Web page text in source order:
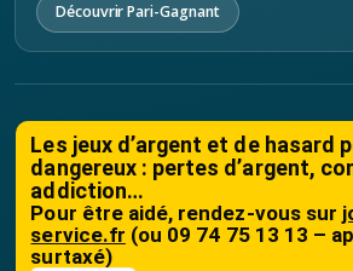
Découvrir Pari-Gagnant
Les jeux d’argent et de hasard
dangereux : pertes d’argent,
addiction…
Pour être aidé, rendez-vous sur
service.fr (ou 09 74 75 13 13 –
surtaxé)